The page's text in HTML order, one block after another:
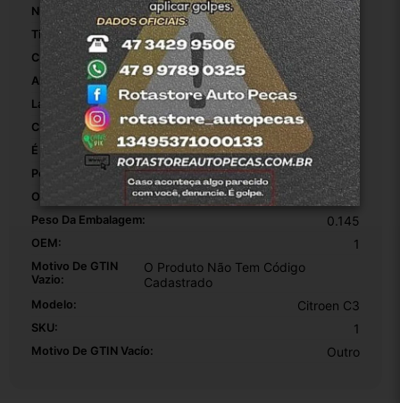
Número De Peça: Apoio De Braço
Tipo De Veículo: Carro/Caminhonete
Comprimento: 0.30
Altura: 0.10
Largura: 0.20
Com Altura Ajustável: False
É Dobrável: False
Posição Do Apoio De Braços: Porta Dianteira Direita
Origem: Original
Peso Da Embalagem: 0.145
OEM: 1
Motivo De GTIN
Vazio:
O Produto Não Tem Código
Cadastrado
Modelo: Citroen C3
SKU: 1
Motivo De GTIN Vacío: Outro